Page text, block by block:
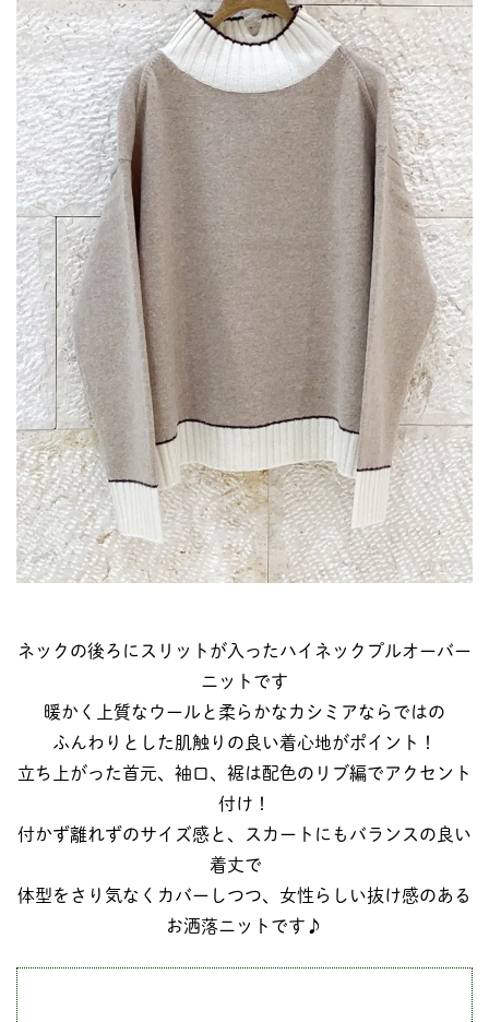
ネックの後ろにスリットが入ったハイネックプルオーバー
ニットです
暖かく上質なウールと柔らかなカシミアならではの
ふんわりとした肌触りの良い着心地がポイント！
立ち上がった首元、袖口、裾は配色のリブ編でアクセント
付け！
付かず離れずのサイズ感と、スカートにもバランスの良い
着丈で
体型をさり気なくカバーしつつ、女性らしい抜け感のある
お洒落ニットです♪